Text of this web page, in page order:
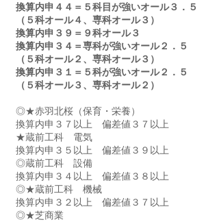
換算内申４４＝５科目が強いオール３．５
（５科オール４、専科オール３）
換算内申３９＝９科オール３
換算内申３４＝専科が強いオール２．５
（５科オール２、専科オール３）
換算内申３１＝５科が強いオール２．５
（５科オール３、専科オール２）
◎★赤羽北桜（保育・栄養）
換算内申３７以上　偏差値３７以上
★蔵前工科　電気
換算内申３５以上　偏差値３９以上
◎蔵前工科　設備
換算内申３４以上　偏差値３８以上
◎★蔵前工科　機械
換算内申３２以上　偏差値３７以上
◎★芝商業